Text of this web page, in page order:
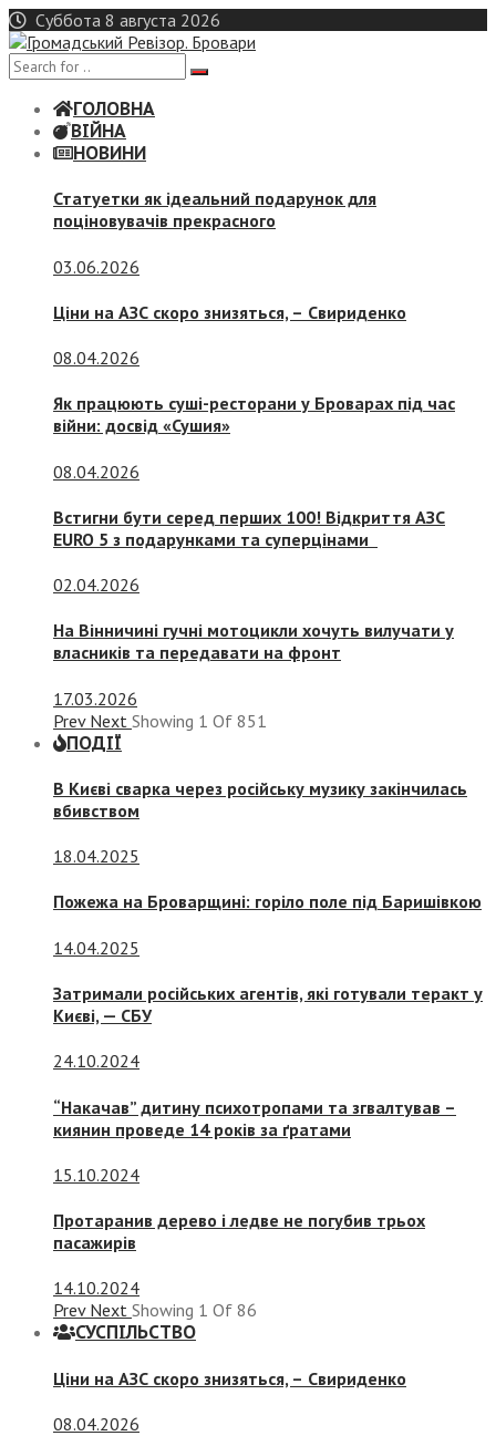
Skip
to
content
Суббота 8 августа 2026
ГОЛОВНА
ВІЙНА
НОВИНИ
Статуетки як ідеальний подарунок для
поціновувачів прекрасного
03.06.2026
Ціни на АЗС скоро знизяться, – Свириденко
08.04.2026
Як працюють суші-ресторани у Броварах під час
війни: досвід «Сушия»
08.04.2026
Встигни бути серед перших 100! Відкриття АЗС
EURO 5 з подарунками та суперцінами
02.04.2026
На Вінничині гучні мотоцикли хочуть вилучати у
власників та передавати на фронт
17.03.2026
Prev Next Showing 1 Of 851
ПОДІЇ
В Києві сварка через російську музику закінчилась
вбивством
18.04.2025
Пожежа на Броварщині: горіло поле під Баришівкою
14.04.2025
Затримали російських агентів, які готували теракт у
Києві, — СБУ
24.10.2024
“Накачав” дитину психотропами та згвалтував –
киянин проведе 14 років за ґратами
15.10.2024
Протаранив дерево і ледве не погубив трьох
пасажирів
14.10.2024
Prev Next Showing 1 Of 86
СУСПIЛЬСТВО
Ціни на АЗС скоро знизяться, – Свириденко
08.04.2026